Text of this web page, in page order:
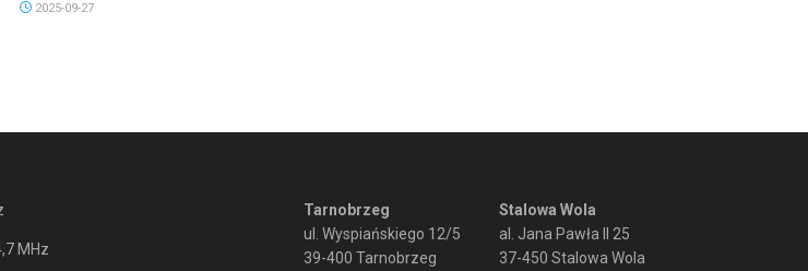
2025-09-27
MHz
Tarnobrzeg
ul. Wyspiańskiego 12/5
39-400 Tarnobrzeg
Stalowa Wola
al. Jana Pawła II 25
37-450 Stalowa Wola